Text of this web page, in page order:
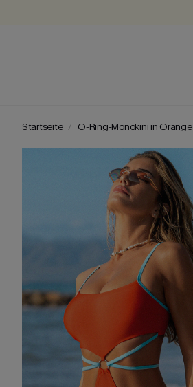
Startseite O-Ring-Monokini in Orange